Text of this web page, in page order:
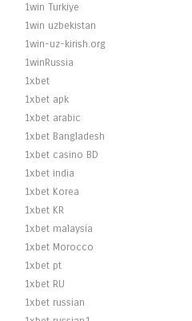
1win Turkiye
1win uzbekistan
1win-uz-kirish.org
1winRussia
1xbet
1xbet apk
1xbet arabic
1xbet Bangladesh
1xbet casino BD
1xbet india
1xbet Korea
1xbet KR
1xbet malaysia
1xbet Morocco
1xbet pt
1xbet RU
1xbet russian